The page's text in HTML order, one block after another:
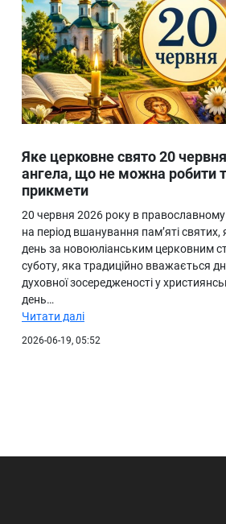
Яке церковне свято 20
ангела, що не можна робити
прикмети
20 червня 2026 року в
на період вшанування пам’яті святих,
день за новоюліанським церковним
суботу, яка традиційно вважається
духовної зосередженості у
день…
Читати далі
2026-06-19, 05:52